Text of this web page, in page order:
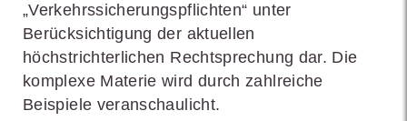
„Verkehrssicherungspflichten“ unter
Berücksichtigung der aktuellen
höchstrichterlichen Rechtsprechung dar. Die
komplexe Materie wird durch zahlreiche
Beispiele veranschaulicht.